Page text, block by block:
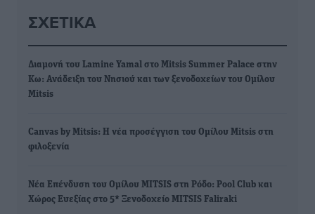
ΣΧΕΤΙΚΆ
Διαμονή του Lamine Yamal στο Mitsis Summer Palace στην
Κω: Ανάδειξη του Νησιού και των ξενοδοχείων του Ομίλου
Mitsis
Canvas by Mitsis: Η νέα προσέγγιση του Ομίλου Mitsis στη
φιλοξενία
Νέα Επένδυση του Ομίλου MITSIS στη Ρόδο: Pool Club και
Χώρος Ευεξίας στο 5* Ξενοδοχείο MITSIS Faliraki